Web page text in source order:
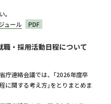
ュール
PDF
・採用活動日程について
庁連絡会議では、｢2026年度卒
に関する考え方｣をとりまとめま